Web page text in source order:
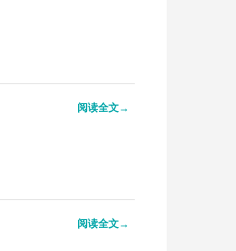
阅读全文→
阅读全文→